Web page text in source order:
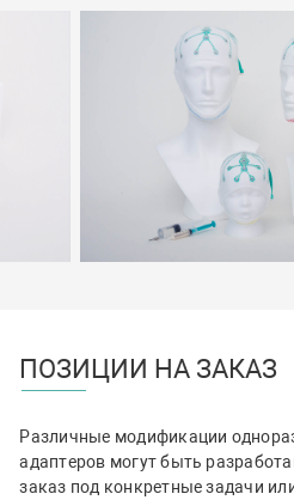
ПОЗИЦИИ НА ЗАКАЗ
Различные модификации
адаптеров могут быть
заказ под конкретные задачи